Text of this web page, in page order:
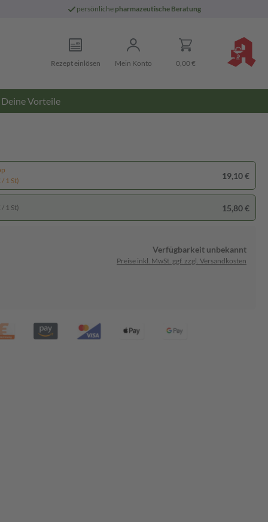
persönliche pharmazeutische Beratung
Rezept einlösen Mein Konto 0,00 €
Deine Vorteile
1 St)
19,10 €
1 St) 15,80 €
Verfügbarkeit unbekannt
Preise inkl. MwSt. ggf. zzgl. Versandkosten